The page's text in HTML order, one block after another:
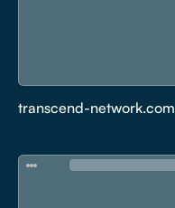
transcend-network.com